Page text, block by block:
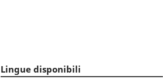
Lingue disponibili